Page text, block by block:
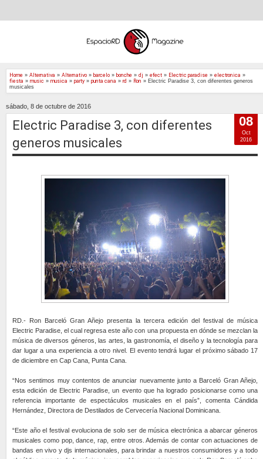
Home » Alternativa » Alternativo » barcelo » bonche » dj » efect » Electric paradise » electronica »
fiesta » music » musica » party » punta cana » rd » Ron » Electric Paradise 3, con diferentes generos
musicales
sábado, 8 de octubre de 2016
Electric Paradise 3, con diferentes
generos musicales
RD.- Ron Barceló Gran Añejo presenta la tercera edición del festival de música
Electric Paradise, el cual regresa este año con una propuesta en dónde se mezclan la
música de diversos géneros, las artes, la gastronomía, el diseño y la tecnología para
dar lugar a una experiencia a otro nivel. El evento tendrá lugar el próximo sábado 17
de diciembre en Cap Cana, Punta Cana.
“Nos sentimos muy contentos de anunciar nuevamente junto a Barceló Gran Añejo,
esta edición de Electric Paradise, un evento que ha logrado posicionarse como una
referencia importante de espectáculos musicales en el país”, comenta Cándida
Hernández, Directora de Destilados de Cervecería Nacional Dominicana.
“Este año el festival evoluciona de solo ser de música electrónica a abarcar géneros
musicales como pop, dance, rap, entre otros. Además de contar con actuaciones de
bandas en vivo y djs internacionales, para brindar a nuestros consumidores y a todo
08
Oct
2016